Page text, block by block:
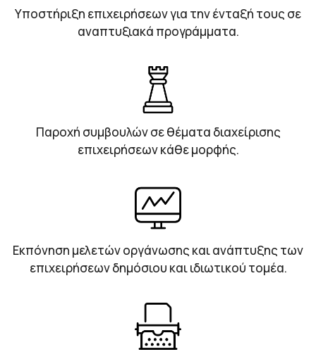
Υποστήριξη επιχειρήσεων για την ένταξή τους σε
αναπτυξιακά προγράμματα.
Παροχή συμβουλών σε θέματα διαχείρισης
επιχειρήσεων κάθε μορφής.
Εκπόνηση μελετών οργάνωσης και ανάπτυξης των
επιχειρήσεων δημόσιου και ιδιωτικού τομέα.